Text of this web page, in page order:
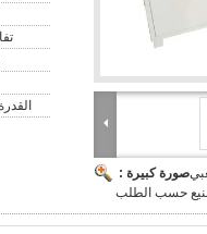
صورة كبيرة :
حسب الطلب